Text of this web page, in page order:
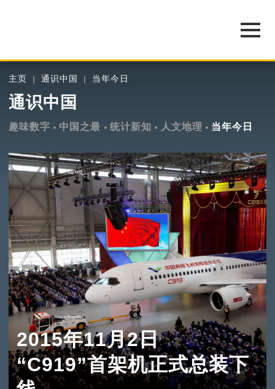
主页 通识中国 当年今日
通识中国
趣味数字 中国之最 统计新知 人文地理 当年今日
2015年11月2日
“C919”首架机正式总装下